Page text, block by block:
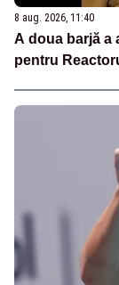
8 aug. 2026, 11:40
A doua barjă a
pentru